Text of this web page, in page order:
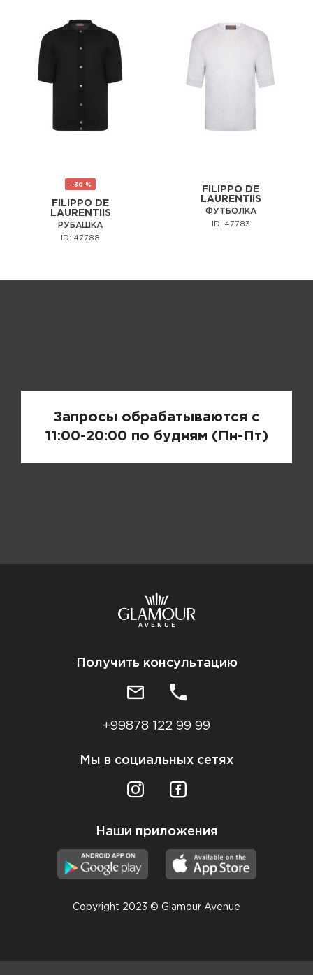
- 30 %
FILIPPO DE
LAURENTIIS
РУБАШКА
ID: 47788
FILIPPO DE
LAURENTIIS
ФУТБОЛКА
ID: 47783
Запросы обрабатываются с
11:00-20:00 по будням (Пн-Пт)
Получить консультацию
+99878 122 99 99
Мы в социальных сетях
Наши приложения
Copyright 2023 © Glamour Avenue